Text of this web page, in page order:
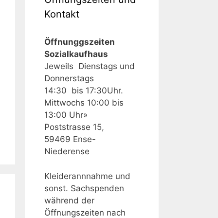
Kontakt
Öffnunggszeiten
Sozialkaufhaus
Jeweils Dienstags und
Donnerstags
14:30 bis 17:30Uhr.
Mittwochs 10:00 bis
13:00 Uhr»
Poststrasse 15,
59469 Ense-
Niederense
Kleiderannnahme und
sonst. Sachspenden
während der
Öffnungszeiten nach